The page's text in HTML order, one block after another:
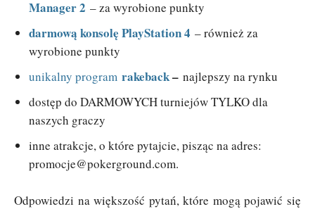
Manager 2 – za wyrobione punkty
darmową konsolę PlayStation 4 – również za
wyrobione punkty
unikalny program rakeback– najlepszy na rynku
dostęp do DARMOWYCH turniejów TYLKO dla
naszych graczy
inne atrakcje, o które pytajcie, pisząc na adres:
promocje@pokerground.com.
Odpowiedzi na większość pytań, które mogą pojawić się